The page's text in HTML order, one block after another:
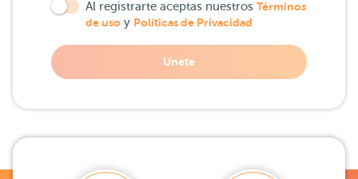
Al registrarte aceptas nuestros Términos
de uso y Políticas de Privacidad
Unete